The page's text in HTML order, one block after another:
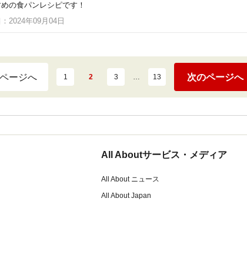
の食パンレシピです！
2024年09月04日
ージへ 1 2 3 … 13 次のページへ
All Aboutサービス・メディア
All About ニュース
All About Japan